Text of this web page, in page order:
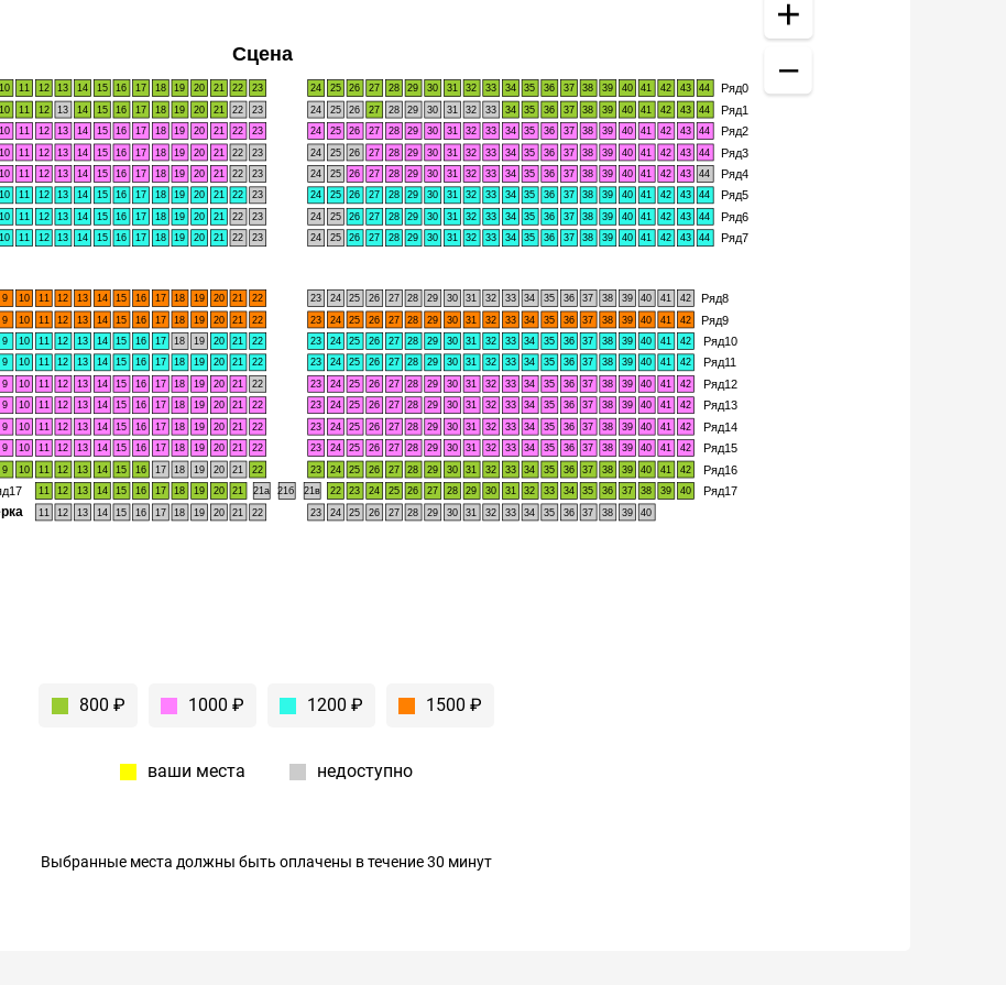
Сцена
Ряд0
Ряд1
Ряд2
Ряд3
Ряд4
Ряд5
Ряд6
Ряд7
Ряд8
Ряд9
Ряд10
Ряд11
Ряд12
Ряд13
Ряд14
Ряд15
Ряд16
Ряд17
10 11 12 13 14 15 16 17 18 19 20 21 22 23 24 25 26 27 28 29 30 31 32 33 34 35 36 37 38 39 40 41 42 43
44
10 11 12 13 14 15 16 17 18 19 20 21 22 23 24 25 26 27 28 29 30 31 32 33 34 35 36 37 38 39 40 41 42 43 44
10 11 12 13 14 15 16 17 18 19 20 21 22 23 24 25 26 27 28 29 30 31 32 33 34 35 36 37 38 39 40 41 42 43 44
10 11 12 13 14 15 16 17 18 19 20 21 22 23 24 25 26 27 28 29 30 31 32 33 34 35 36 37 38 39 40 41 42 43
44
10 11 12 13 14 15 16 17 18 19 20 21 22 23 24 25 26 27 28 29 30 31 32 33 34 35 36 37 38 39 40 41 42 43 44
10 11 12 13 14 15 16 17 18 19 20 21 22 23 24 25 26 27 28 29 30 31 32 33 34 35 36 37 38 39 40 41 42 43
44
10 11 12 13 14 15 16 17 18 19 20 21 22 23 24 25 26 27 28 29 30 31 32 33 34 35 36 37 38 39 40 41 42 43
44
10 11 12 13 14 15 16 17 18 19 20 21 22 23 24 25 26 27 28 29 30 31 32 33 34 35 36 37 38 39 40 41 42 43 44
9 10 11 12 13 14 15 16 17 18 19 20 21 22 23 24 25 26 27 28 29 30 31 32 33 34 35 36 37 38 39 40 41
42
9 10 11 12 13 14 15 16 17 18 19 20 21 22 23 24 25 26 27 28 29 30 31 32 33 34 35 36 37 38 39 40 41
42
9 10 11 12 13 14 15 16 17 18 19 20 21 22 23 24 25 26 27 28 29 30 31 32 33 34 35 36 37 38 39 40 41
42
9 10 11 12 13 14 15 16 17 18 19 20 21 22 23 24 25 26 27 28 29 30 31 32 33 34 35 36 37 38 39 40 41
42
9 10 11 12 13 14 15 16 17 18 19 20 21 22 23 24 25 26 27 28 29 30 31 32 33 34 35 36 37 38 39 40 41 42
9 10 11 12 13 14 15 16 17 18 19 20 21 22 23 24 25 26 27 28 29 30 31 32 33 34 35 36 37 38 39 40 41 42
9 10 11 12 13 14 15 16 17 18 19 20 21 22 23 24 25 26 27 28 29 30 31 32 33 34 35 36 37 38 39 40 41 42
9 10 11 12 13 14 15 16 17 18 19 20 21 22 23 24 25 26 27 28 29 30 31 32 33 34 35 36 37 38 39 40 41 42
9 10 11 12 13 14 15 16 17 18 19 20 21 22 23 24 25 26 27 28 29 30 31 32 33 34 35 36 37 38 39 40 41 42
11 12 13 14 15 16 17 18 19 20 21 21а 21б 21в 22 23 24 25 26 27 28 29 30 31 32 33 34 35 36 37 38 39
40
11
12 13 14 15 16 17 18 19 20 21 22 23 24 25 26 27 28 29 30 31 32 33 34 35 36 37 38 39 40
800 ₽ 1000 ₽ 1200 ₽ 1500 ₽
ваши места недоступно
Выбранные места должны быть оплачены в течение 30 минут